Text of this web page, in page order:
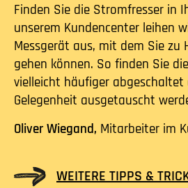
Finden Sie die Stromfresser in
unserem Kundencenter leihen
Messgerät aus, mit dem Sie zu
gehen können. So finden Sie
vielleicht häufiger
Gelegenheit ausgetauscht
Oliver Wiegand, Mitarbeiter im
WEITERE TIPPS &